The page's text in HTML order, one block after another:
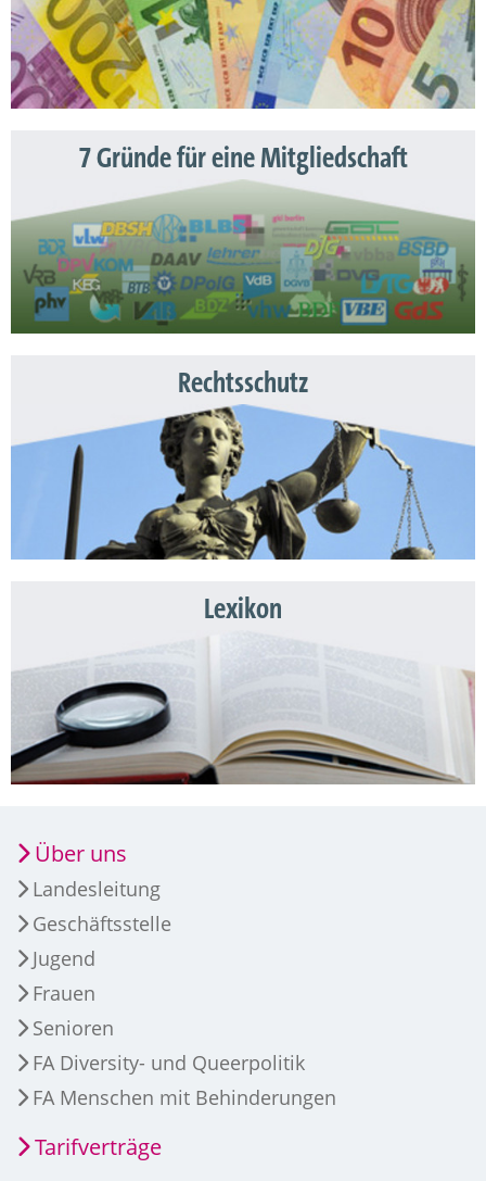
7 Gründe für eine Mitgliedschaft
Rechtsschutz
Lexikon
Über uns
Landesleitung
Geschäftsstelle
Jugend
Frauen
Senioren
FA Diversity- und Queerpolitik
FA Menschen mit Behinderungen
Tarifverträge